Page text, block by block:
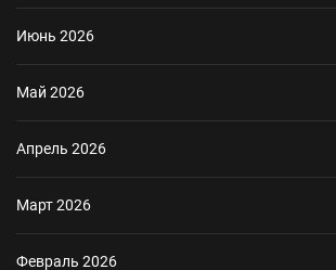
Июнь 2026
Май 2026
Апрель 2026
Март 2026
Февраль 2026